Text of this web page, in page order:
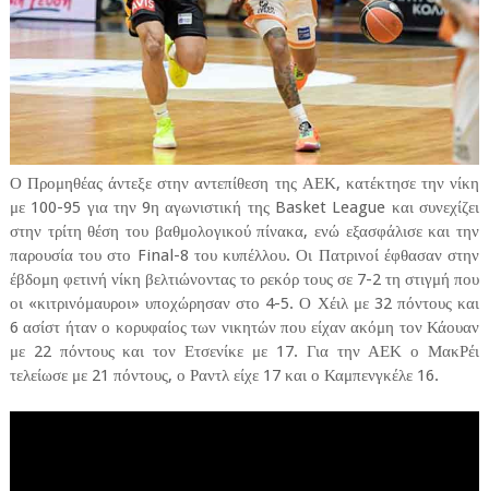
Ο Προμηθέας άντεξε στην αντεπίθεση της ΑΕΚ, κατέκτησε την νίκη
με 100-95 για την 9η αγωνιστική της Basket League και συνεχίζει
στην τρίτη θέση του βαθμολογικού πίνακα, ενώ εξασφάλισε και την
παρουσία του στο Final-8 του κυπέλλου. Οι Πατρινοί έφθασαν στην
έβδομη φετινή νίκη βελτιώνοντας το ρεκόρ τους σε 7-2 τη στιγμή που
οι «κιτρινόμαυροι» υποχώρησαν στο 4-5. Ο Χέιλ με 32 πόντους και
6 ασίστ ήταν ο κορυφαίος των νικητών που είχαν ακόμη τον Κάουαν
με 22 πόντους και τον Ετσενίκε με 17. Για την ΑΕΚ ο ΜακΡέι
τελείωσε με 21 πόντους, ο Ραντλ είχε 17 και ο Καμπενγκέλε 16.